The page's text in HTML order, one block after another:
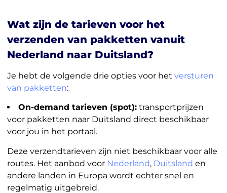
Wat zijn de tarieven voor het
verzenden van pakketten vanuit
Nederland naar Duitsland?
Je hebt de volgende drie opties voor het versturen
van pakketten:
On-demand tarieven (spot):transportprijzen
voor pakketten naar Duitsland direct beschikbaar
voor jou in het portaal.
Deze verzendtarieven zijn niet beschikbaar voor alle
routes. Het aanbod voor Nederland, Duitsland en
andere landen in Europa wordt echter snel en
regelmatig uitgebreid.